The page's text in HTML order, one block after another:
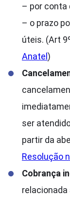
– por conta
– o prazo
úteis. (Art
Anatel )
ser
partir da
Resolução
Cobrança
relacionada